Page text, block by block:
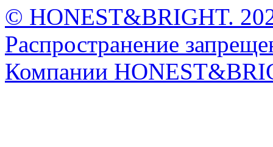
© HONEST&BRIGHT.
Распространение
Компании